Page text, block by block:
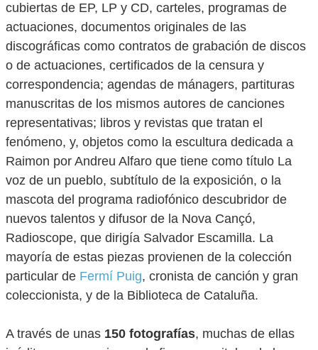
cubiertas de EP, LP y CD, carteles, programas de
actuaciones, documentos originales de las
discográficas como contratos de grabación de discos
o de actuaciones, certificados de la censura y
correspondencia; agendas de mánagers, partituras
manuscritas de los mismos autores de canciones
representativas; libros y revistas que tratan el
fenómeno, y, objetos como la escultura dedicada a
Raimon por Andreu Alfaro que tiene como título La
voz de un pueblo, subtítulo de la exposición, o la
mascota del programa radiofónico descubridor de
nuevos talentos y difusor de la Nova Cançó,
Radioscope, que dirigía Salvador Escamilla. La
mayoría de estas piezas provienen de la colección
particular de Fermí Puig, cronista de canción y gran
coleccionista, y de la Biblioteca de Cataluña.
A través de unas 150 fotografías, muchas de ellas